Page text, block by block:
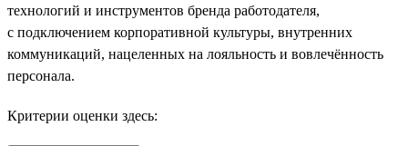
технологий и инструментов бренда работодателя,
с подключением корпоративной культуры, внутренних
коммуникаций, нацеленных на лояльность и вовлечённость
персонала.
Критерии оценки здесь: